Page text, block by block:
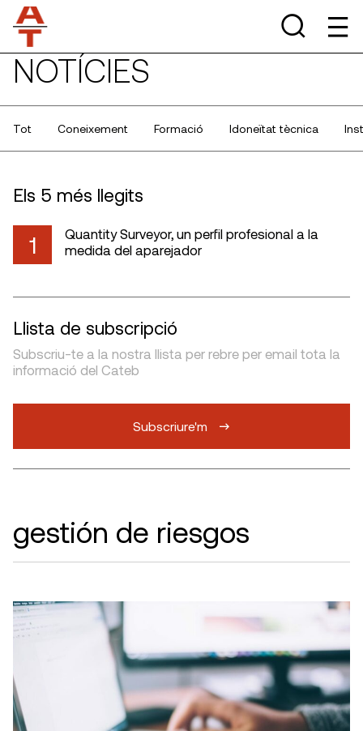
NOTÍCIES
Tot Coneixement Formació Idoneïtat tècnica
Els 5 més llegits
1
Quantity Surveyor, un perfil profesional a la
medida del aparejador
Llista de subscripció
Subscriu-te a la nostra llista per rebre per email tota la
informació del Cateb
Subscriure'm
gestión de riesgos